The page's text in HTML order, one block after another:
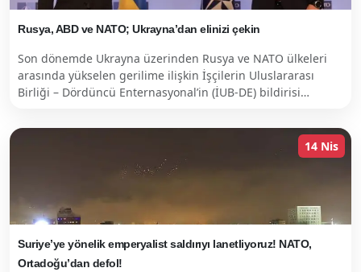
Rusya, ABD ve NATO; Ukrayna’dan elinizi çekin
Son dönemde Ukrayna üzerinden Rusya ve NATO ülkeleri
arasında yükselen gerilime ilişkin İşçilerin Uluslararası
Birliği – Dördüncü Enternasyonal’in (İUB-DE) bildirisi…
14 Nis
Suriye’ye yönelik emperyalist saldırıyı lanetliyoruz! NATO,
Ortadoğu’dan defol!